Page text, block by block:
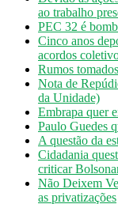
ao trabalho
PEC 32 é
Cinco anos
acordos
Rumos
Nota de
da Unidade)
Embrapa quer
Paulo Guedes
A questão da
Cidadania
criticar
Não Deixem
as privatizações